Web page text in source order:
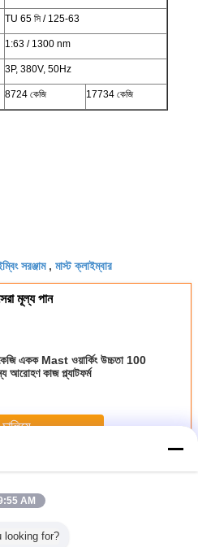
TU 65 সি / 125-63
1:63 / 1300 nm
3P, 380V, 50Hz
8724 কেজি 17734 কেজি
সরঞ্জাম, মাস্ট ক্লাইম্বার
মূল্য পান
একক Mast ওয়ার্কিং উচ্চতা 100
আরোহণ কাজ প্ল্যাটফর্ম
চালিয়ে
AM
looking for?